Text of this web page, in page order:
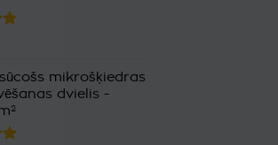
mikrošķiedras
dvielis -